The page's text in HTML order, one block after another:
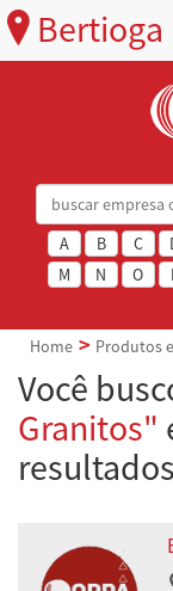
Bertioga
A B C
M
N O
Home
Produtos
Você
Granitos"